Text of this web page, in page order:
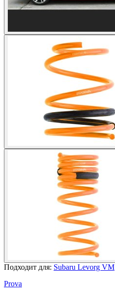
Подходит для: Subaru Levorg VM
Prova